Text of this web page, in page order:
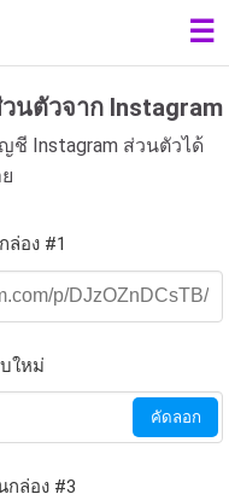
☰
นตัวจาก Instagram
Instagram ส่วนตัวได้
ล่อง #1
ใหม่
คัดลอก
กล่อง #3